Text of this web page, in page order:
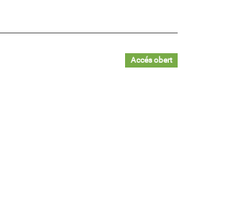
Accés obert